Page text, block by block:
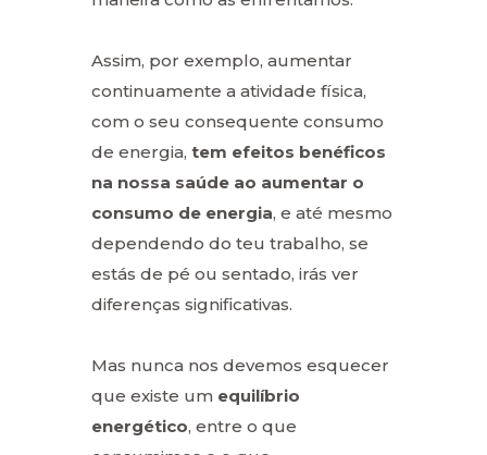
Assim, por exemplo, aumentar
continuamente a atividade física,
com o seu consequente consumo
de energia, tem efeitos benéficos
na nossa saúde ao aumentar o
consumo de energia, e até mesmo
dependendo do teu trabalho, se
estás de pé ou sentado, irás ver
diferenças significativas.
Mas nunca nos devemos esquecer
que existe um equilíbrio
energético, entre o que